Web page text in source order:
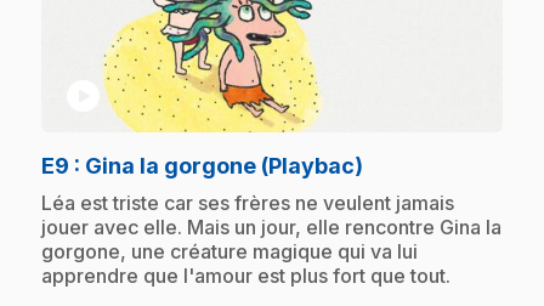
E9 : Gina la gorgone (Playbac)
.Léa est triste car ses frères ne veulent jamais
jouer avec elle. Mais un jour, elle rencontre Gina la
gorgone, une créature magique qui va lui
apprendre que l'amour est plus fort que tout.